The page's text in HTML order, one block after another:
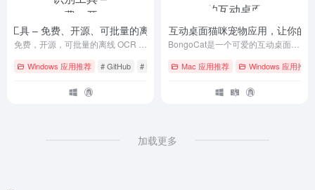
工具 – 免费、开源、可批量的离线 OCR 软件- v2.1.5
Windows 应用推荐 # GitHub # Linux # ocr
BongoCat – 一个可爱的互动桌面猫咪宠物应用，让你的
Mac 应用推荐 Windows 应用推荐
加载更多